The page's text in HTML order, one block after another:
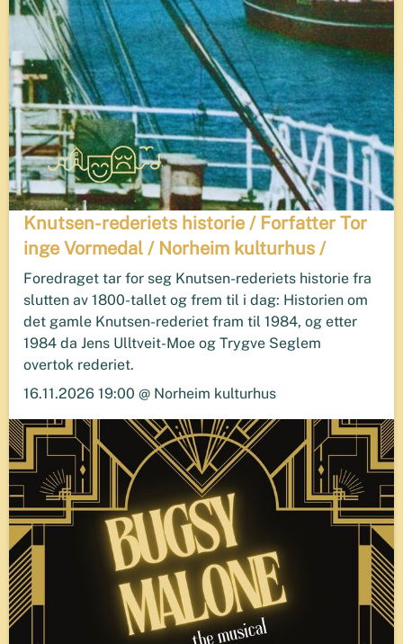
Knutsen-rederiets historie / Forfatter Tor
inge Vormedal / Norheim kulturhus /
Foredraget tar for seg Knutsen-rederiets historie fra
slutten av 1800-tallet og frem til i dag: Historien om
det gamle Knutsen-rederiet fram til 1984, og etter
1984 da Jens Ulltveit-Moe og Trygve Seglem
overtok rederiet.
16.11.2026 19:00 @ Norheim kulturhus